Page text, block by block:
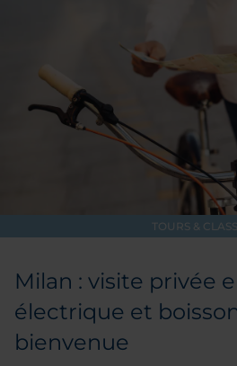
TOURS &
Milan : visite privée
électrique et
bienvenue